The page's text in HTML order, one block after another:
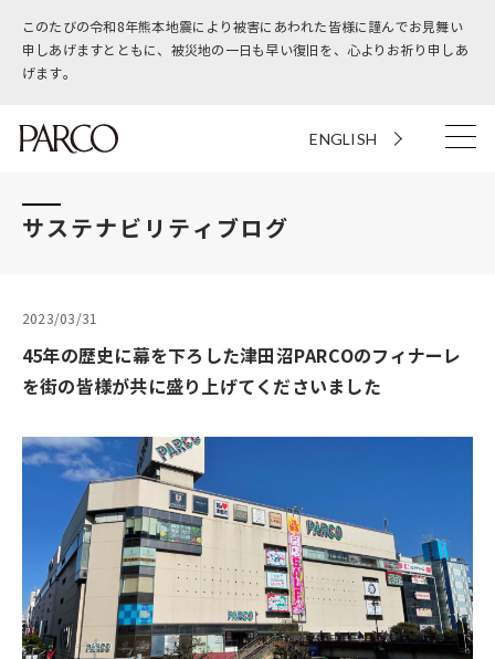
このたびの令和8年熊本地震により被害にあわれた皆様に謹んでお見舞い
申しあげますとともに、被災地の一日も早い復旧を、心よりお祈り申しあ
げます。
ENGLISH
サステナビリティブログ
2023/03/31
45年の歴史に幕を下ろした津田沼PARCOのフィナーレ
を街の皆様が共に盛り上げてくださいました